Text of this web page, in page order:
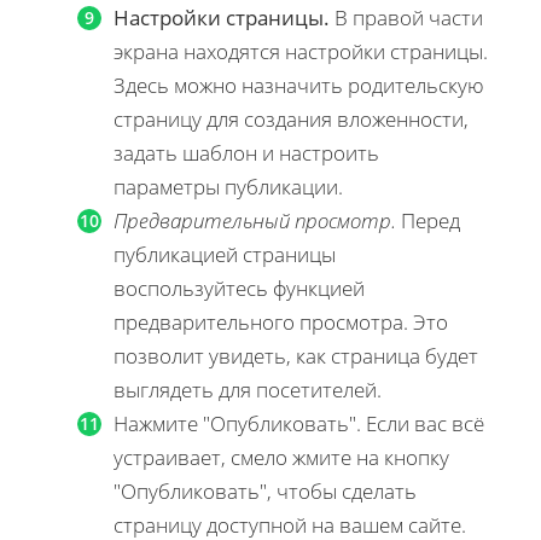
Настройки страницы. В правой части
экрана находятся настройки страницы.
Здесь можно назначить родительскую
страницу для создания вложенности,
задать шаблон и настроить
параметры публикации.
Предварительный просмотр. Перед
публикацией страницы
воспользуйтесь функцией
предварительного просмотра. Это
позволит увидеть, как страница будет
выглядеть для посетителей.
Нажмите "Опубликовать". Если вас всё
устраивает, смело жмите на кнопку
"Опубликовать", чтобы сделать
страницу доступной на вашем сайте.